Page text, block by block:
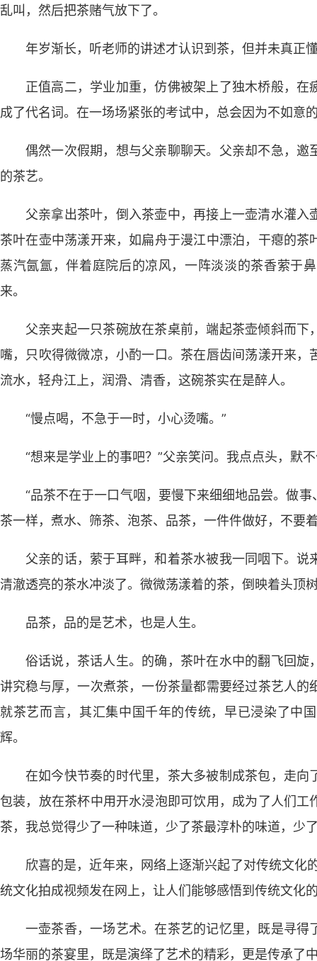
乱叫，然后把茶赌气放下了。
年岁渐长，听老师的讲述才认识到茶，但并未真正
正值高二，学业加重，仿佛被架上了独木桥般，
成了代名词。在一场场紧张的考试中，总会因为不如意
偶然一次假期，想与父亲聊聊天。父亲却不急，
的茶艺。
父亲拿出茶叶，倒入茶壶中，再接上一壶清水灌
茶叶在壶中荡漾开来，如扁舟于漫江中漂泊，干瘪的
蒸汽氤氲，伴着庭院后的凉风，一阵淡淡的茶香萦于
来。
父亲夹起一只茶碗放在茶桌前，端起茶壶倾斜而
嘴，只吹得微微凉，小酌一口。茶在唇齿间荡漾开来
流水，轻舟江上，润滑、清香，这碗茶实在是醉人。
“慢点喝，不急于一时，小心烫嘴。”
“想来是学业上的事吧？”父亲笑问。我点点头，默
“品茶不在于一口气咽，要慢下来细细地品尝。做
茶一样，煮水、筛茶、泡茶、品茶，一件件做好，不要
父亲的话，萦于耳畔，和着茶水被我一同咽下。
清澈透亮的茶水冲淡了。微微荡漾着的茶，倒映着头顶
品茶，品的是艺术，也是人生。
俗话说，茶话人生。的确，茶叶在水中的翻飞回
讲究稳与厚，一次煮茶，一份茶量都需要经过茶艺人
就茶艺而言，其汇集中国千年的传统，早已浸染了中
辉。
在如今快节奏的时代里，茶大多被制成茶包，走
包装，放在茶杯中用开水浸泡即可饮用，成为了人们
茶，我总觉得少了一种味道，少了茶最淳朴的味道，少
欣喜的是，近年来，网络上逐渐兴起了对传统文化
统文化拍成视频发在网上，让人们能够感悟到传统文化
一壶茶香，一场艺术。在茶艺的记忆里，既是寻
场华丽的茶宴里，既是演绎了艺术的精彩，更是传承了